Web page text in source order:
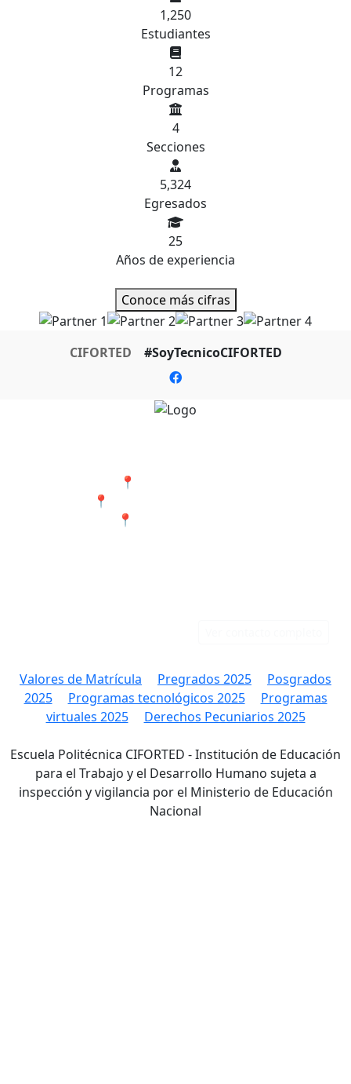
1,250
Estudiantes
12
Programas
4
Secciones
5,324
Egresados
25
Años de experiencia
Conoce más cifras
CIFORTED #SoyTecnicoCIFORTED
📍 Cali - San Bosco
📍 Jamundí - Barrio Popular
📍 Tumaco - Nariño
Valores de Matrícula Pregrados 2025
Posgrados
2025
Programas tecnológicos 2025
Programas
virtuales 2025
Derechos Pecuniarios 2025
Escuela Politécnica CIFORTED - Institución de Educación
para el Trabajo y el Desarrollo Humano sujeta a
inspección y vigilancia por el Ministerio de Educación
Nacional